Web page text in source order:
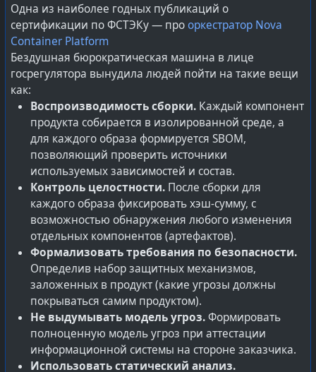
пользователях. Ради поднятия собственной
значимости в своих же глазах и попыток оправдаться,
что деньги потрачены на устройство не исходя из
маркетинга, а на такой вариант, который «из-
коробки» якобы нечто приличное предоставляет :)
Проще сменить, чем настроить
Такая вещь как календарь и т.п. софт — это крайне
банальные приложения, много лет не являющиеся
rocket science. Написано много разных и полно в том
же f-droid, т.е. гарантированно без трекеров и
собирающихся из исходников.
Проще несколько разных перебрать, выбирая нужное
и подходящее личное тебе, как отдельной
маргинальной фокус-группе :) Нежели пытаться
заставить нормально работать предоставляемое
виндором «из-коробки».
Основной посыл
Действия и поступки определяют человека, а не
стенания с размышлениями и обсуждениями.
Зачем мнить или выставлять себя загнанным в некие
Одна из наиболее годных публикаций о
сертификации по ФСТЭКу — прооркестратор Nova
Container Platform
Бездушная бюрократическая машина в лице
госрегулятора вынудила людей пойти на такие вещи
как:
Воспроизводимость сборки. Каждый компонент
продукта собирается в изолированной среде, а
для каждого образа формируется SBOM,
позволяющий проверить источники
используемых зависимостей и состав.
Контроль целостности. После сборки для
каждого образа фиксировать хэш-сумму, с
возможностью обнаружения любого изменения
отдельных компонентов (артефактов).
Формализовать требования по безопасности.
Определив набор защитных механизмов,
заложенных в продукт (какие угрозы должны
покрываться самим продуктом).
Не выдумывать модель угроз.Формировать
полноценную модель угроз при аттестации
информационной системы на стороне заказчика.
Использовать статический анализ.